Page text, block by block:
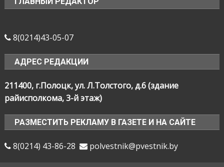
8(0214)43-05-07
АДРЕС РЕДАКЦИИ
211400, г.Полоцк, ул. Л.Толстого, д.6 (здание
райисполкома, 3-й этаж)
РАЗМЕСТИТЬ РЕКЛАМУ В ГАЗЕТЕ И НА САЙТЕ
8(0214) 43-86-28 polvestnik@pvestnik.by